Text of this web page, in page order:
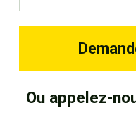
Ou appelez-